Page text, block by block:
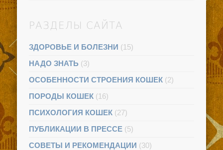
РАЗДЕЛЫ САЙТА
ЗДОРОВЬЕ И БОЛЕЗНИ (15)
НАДО ЗНАТЬ (3)
ОСОБЕННОСТИ СТРОЕНИЯ КОШЕК (2)
ПОРОДЫ КОШЕК (16)
ПСИХОЛОГИЯ КОШЕК (27)
ПУБЛИКАЦИИ В ПРЕССЕ (5)
СОВЕТЫ И РЕКОМЕНДАЦИИ (30)